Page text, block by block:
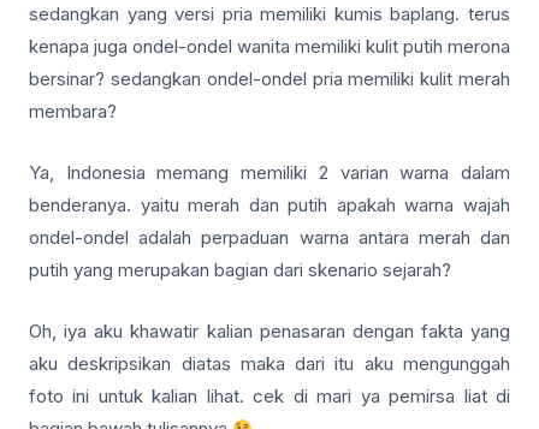
sedangkan yang versi pria memiliki kumis baplang. terus
kenapa juga ondel-ondel wanita memiliki kulit putih merona
bersinar? sedangkan ondel-ondel pria memiliki kulit merah
membara?
Ya, Indonesia memang memiliki 2 varian warna dalam
benderanya. yaitu merah dan putih apakah warna wajah
ondel-ondel adalah perpaduan warna antara merah dan
putih yang merupakan bagian dari skenario sejarah?
Oh, iya aku khawatir kalian penasaran dengan fakta yang
aku deskripsikan diatas maka dari itu aku mengunggah
foto ini untuk kalian lihat. cek di mari ya pemirsa liat di